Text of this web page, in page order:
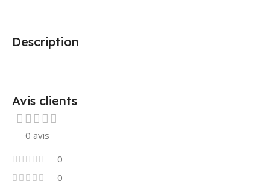
Description
Avis clients
0 avis
0
0